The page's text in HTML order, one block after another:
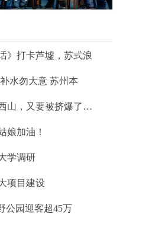
》打卡芦墟，苏式浪
水勿大意 苏州本
山，又要被挤爆了…
娘加油！
学调研
项目建设
公园迎客超45万